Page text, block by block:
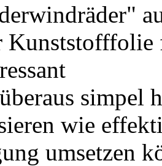
simpel
wie
umsetzen